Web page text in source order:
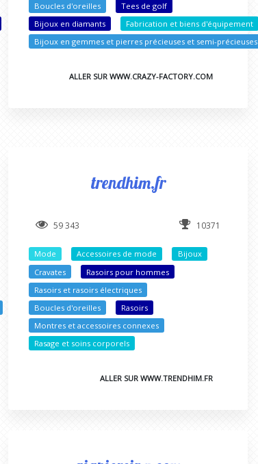
Boucles d'oreilles
Tees de golf
Bijoux en diamants
Fabrication et biens d'équipement
Bijoux en gemmes et pierres précieuses et semi-précieuses
ALLER SUR WWW.CRAZY-FACTORY.COM
trendhim.fr
59 343 10371
Mode Accessoires de mode
Bijoux
Cravates
Rasoirs pour hommes
Rasoirs et rasoirs électriques
Boucles d'oreilles
Rasoirs
Montres et accessoires connexes
Rasage et soins corporels
ALLER SUR WWW.TRENDHIM.FR